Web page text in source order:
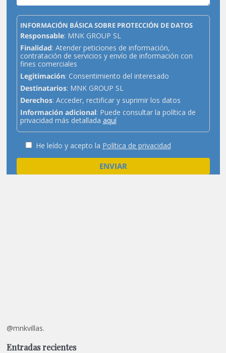
INFORMACIÓN BÁSICA SOBRE PROTECCIÓN DE DATOS
Responsable: MNK GROUP SL
Finalidad: Atender peticiones de información,
contratación de servicios y envío de información con
fines comerciales
Legitimación: Consentimiento del interesado
Destinatarios: MNK GROUP SL
Derechos: Acceder, rectificar y suprimir los datos
Información adicional: Puede consultar la política de
privacidad más detallada aquí
He leído y acepto la Política de privacidad
@mnkvillas.
Entradas recientes